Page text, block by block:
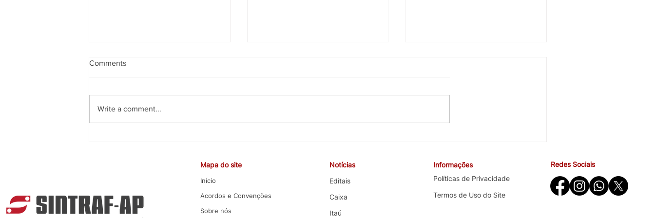
de trabalho em negociação
com o Banco do Brasil
com o Santander
Comments
Write a comment...
Mapa do site
Início
Acordos e Convenções
Sobre nós
Notícias
Editais
Caixa
Itaú
Informações
Políticas de Privacidade
Termos de Uso do Site
Redes Sociais